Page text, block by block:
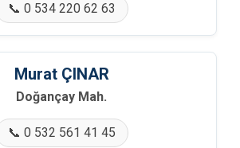
📞 0 534 220 62 63
Murat ÇINAR
Doğançay Mah.
📞 0 532 561 41 45